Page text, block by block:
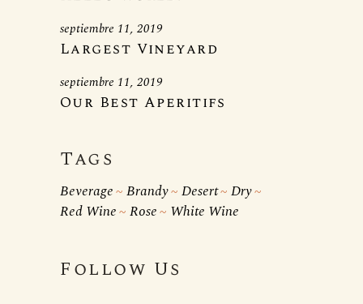
Largest Vineyard
septiembre 11, 2019
Our Best Aperitifs
septiembre 11, 2019
Tags
Beverage Brandy Desert
Dry
Red Wine
Rose White Wine
Follow Us